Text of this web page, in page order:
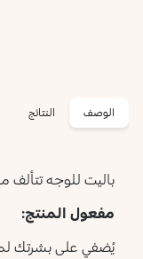
الوصف النتائج
باليت للوجه تتألف
مفعول المنتج:
يُضفي على بشرتك